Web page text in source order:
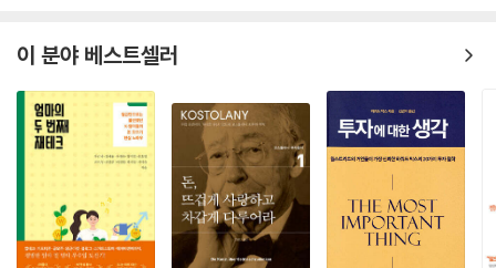
수많은 노하우에서 김알밥이 강조하는 것이 있다면 덜 쓰는 것보다 잘 쓰
는 것이 중요하다는 것이다. 본인이 극단적인 절약 생활로 우울에 빠졌던
만큼 《26살에 1억을 모았습니다》의 노하우도 마냥 아끼기보다 건강한 소
비 습관을 형성하는 데 초점을 맞춘다. 목적 없는 ‘무지출 챌린지‘ 대신 각
종 혜택 정보를 더 빠르게 얻을 방법을 제시하고, 앱테크에 마냥 시간을 쏟
는 대신 자동으로 수익이 들어오는 패시브 인컴을 만들 방법을 제시하는
식이다.
Q. 돈을 모으고 싶을 때 가장 먼저 해야 하는 것은 무엇인가요?
이 분야 베스트셀러